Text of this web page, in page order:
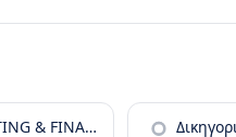
GKO ACCOUNTING - TAX CONSULTING & FINANCIAL SERVICES